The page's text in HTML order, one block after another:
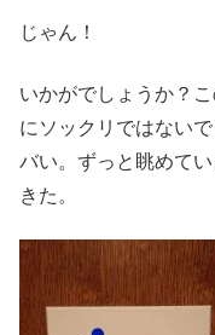
じゃん！
いかがでしょうか？
にソックリではない
バい。ずっと眺めて
きた。